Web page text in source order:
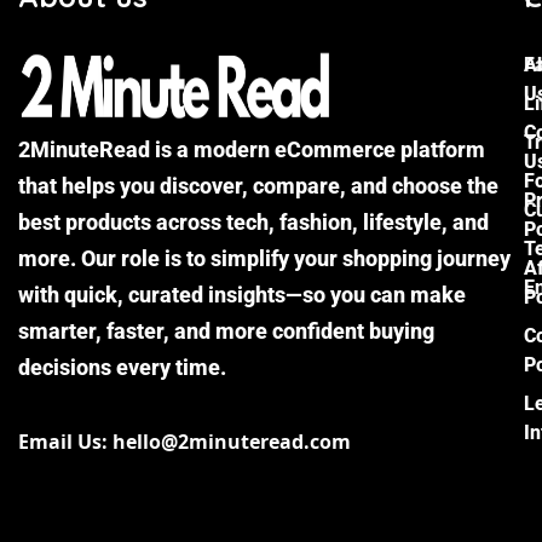
2MinuteRead is a modern eCommerce platform
that helps you discover, compare, and choose the
best products across tech, fashion, lifestyle, and
more. Our role is to simplify your shopping journey
with quick, curated insights—so you can make
smarter, faster, and more confident buying
decisions every time.
Email Us: hello@2minuteread.com